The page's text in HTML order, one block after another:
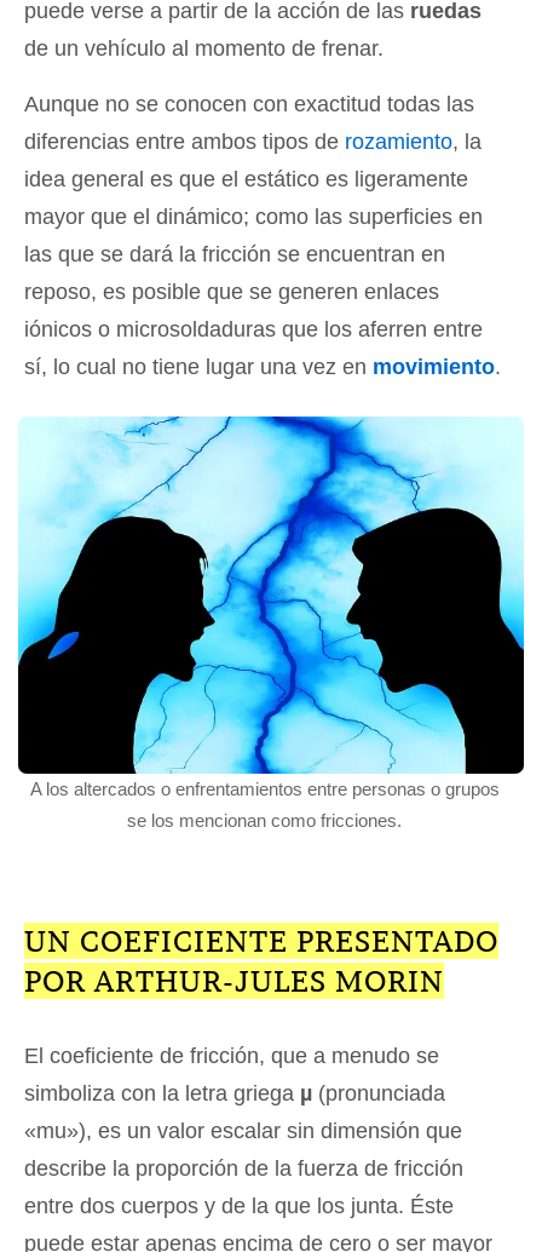
puede verse a partir de la acción de las ruedas
de un vehículo al momento de frenar.
Aunque no se conocen con exactitud todas las
diferencias entre ambos tipos de rozamiento, la
idea general es que el estático es ligeramente
mayor que el dinámico; como las superficies en
las que se dará la fricción se encuentran en
reposo, es posible que se generen enlaces
iónicos o microsoldaduras que los aferren entre
sí, lo cual no tiene lugar una vez en movimiento.
A los altercados o enfrentamientos entre personas o grupos
se los mencionan como fricciones.
UN COEFICIENTE PRESENTADO
POR ARTHUR-JULES MORIN
El coeficiente de fricción, que a menudo se
simboliza con la letra griega µ (pronunciada
«mu»), es un valor escalar sin dimensión que
describe la proporción de la fuerza de fricción
entre dos cuerpos y de la que los junta. Éste
puede estar apenas encima de cero o ser mayor